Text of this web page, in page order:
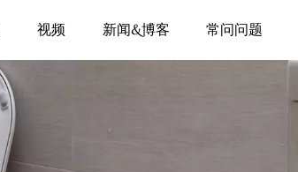
视频 新闻&博客 常问问题